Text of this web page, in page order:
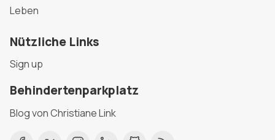
Leben
Nützliche Links
Sign up
Behindertenparkplatz
Blog von Christiane Link